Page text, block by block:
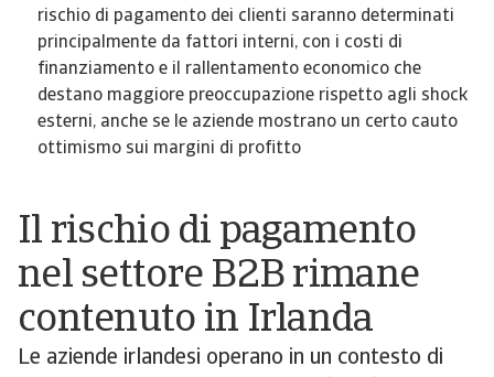
Il rischio di pagamento
nel settore B2B rimane
contenuto in Irlanda
Le aziende irlandesi operano in un contesto di
rischio di pagamento dei clienti saranno determinati
principalmente da fattori interni, con i costi di
finanziamento e il rallentamento economico che
destano maggiore preoccupazione rispetto agli shock
esterni, anche se le aziende mostrano un certo cauto
ottimismo sui margini di profitto